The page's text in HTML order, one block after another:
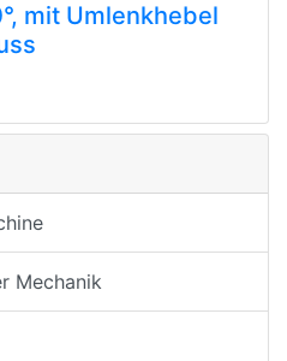
mit Umlenkhebel
Mechanik